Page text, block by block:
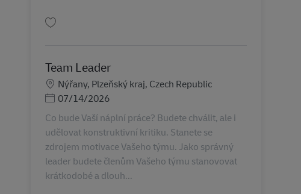
Team Leader
Localização
Nýřany, Plzeňský kraj, Czech Republic
Posted Date
07/14/2026
Co bude Vaší náplní práce? Budete chválit, ale i
udělovat konstruktivní kritiku. Stanete se
zdrojem motivace Vašeho týmu. Jako správný
leader budete členům Vašeho týmu stanovovat
krátkodobé a dlouh...